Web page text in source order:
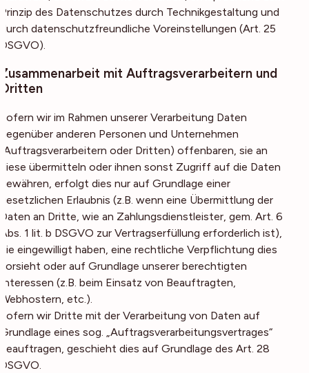
Prinzip des Datenschutzes durch Technikgestaltung und
durch datenschutzfreundliche Voreinstellungen (Art. 25
DSGVO).
Zusammenarbeit mit Auftragsverarbeitern und
Dritten
Sofern wir im Rahmen unserer Verarbeitung Daten
gegenüber anderen Personen und Unternehmen
(Auftragsverarbeitern oder Dritten) offenbaren, sie an
diese übermitteln oder ihnen sonst Zugriff auf die Daten
gewähren, erfolgt dies nur auf Grundlage einer
gesetzlichen Erlaubnis (z.B. wenn eine Übermittlung der
Daten an Dritte, wie an Zahlungsdienstleister, gem. Art. 6
Abs. 1 lit. b DSGVO zur Vertragserfüllung erforderlich ist),
Sie eingewilligt haben, eine rechtliche Verpflichtung dies
vorsieht oder auf Grundlage unserer berechtigten
Interessen (z.B. beim Einsatz von Beauftragten,
Webhostern, etc.).
Sofern wir Dritte mit der Verarbeitung von Daten auf
Grundlage eines sog. „Auftragsverarbeitungsvertrages“
beauftragen, geschieht dies auf Grundlage des Art. 28
DSGVO.